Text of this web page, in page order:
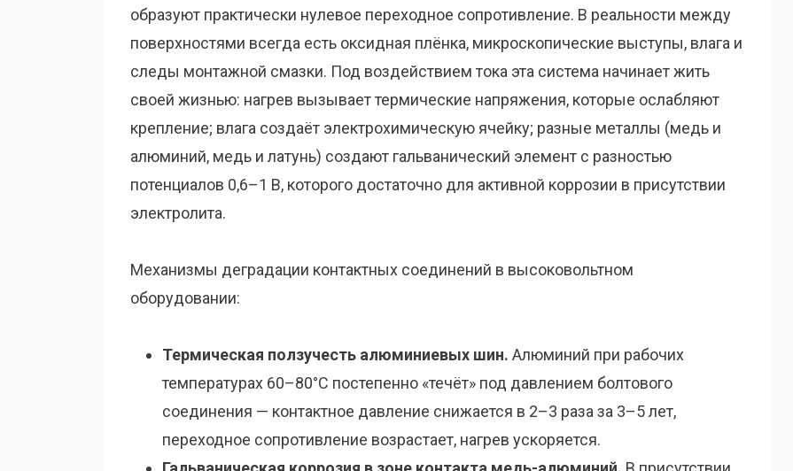
образуют практически нулевое переходное сопротивление. В реальности между
поверхностями всегда есть оксидная плёнка, микроскопические выступы, влага и
следы монтажной смазки. Под воздействием тока эта система начинает жить
своей жизнью: нагрев вызывает термические напряжения, которые ослабляют
крепление; влага создаёт электрохимическую ячейку; разные металлы (медь и
алюминий, медь и латунь) создают гальванический элемент с разностью
потенциалов 0,6–1 В, которого достаточно для активной коррозии в присутствии
электролита.
Механизмы деградации контактных соединений в высоковольтном
оборудовании:
Термическая ползучесть алюминиевых шин. Алюминий при рабочих
температурах 60–80°C постепенно «течёт» под давлением болтового
соединения — контактное давление снижается в 2–3 раза за 3–5 лет,
переходное сопротивление возрастает, нагрев ускоряется.